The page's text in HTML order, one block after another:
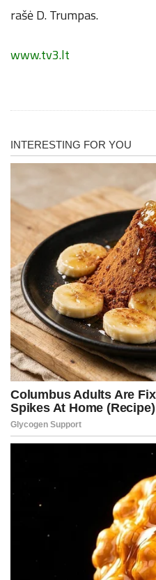
rašė D. Trumpas.
www.tv3.lt